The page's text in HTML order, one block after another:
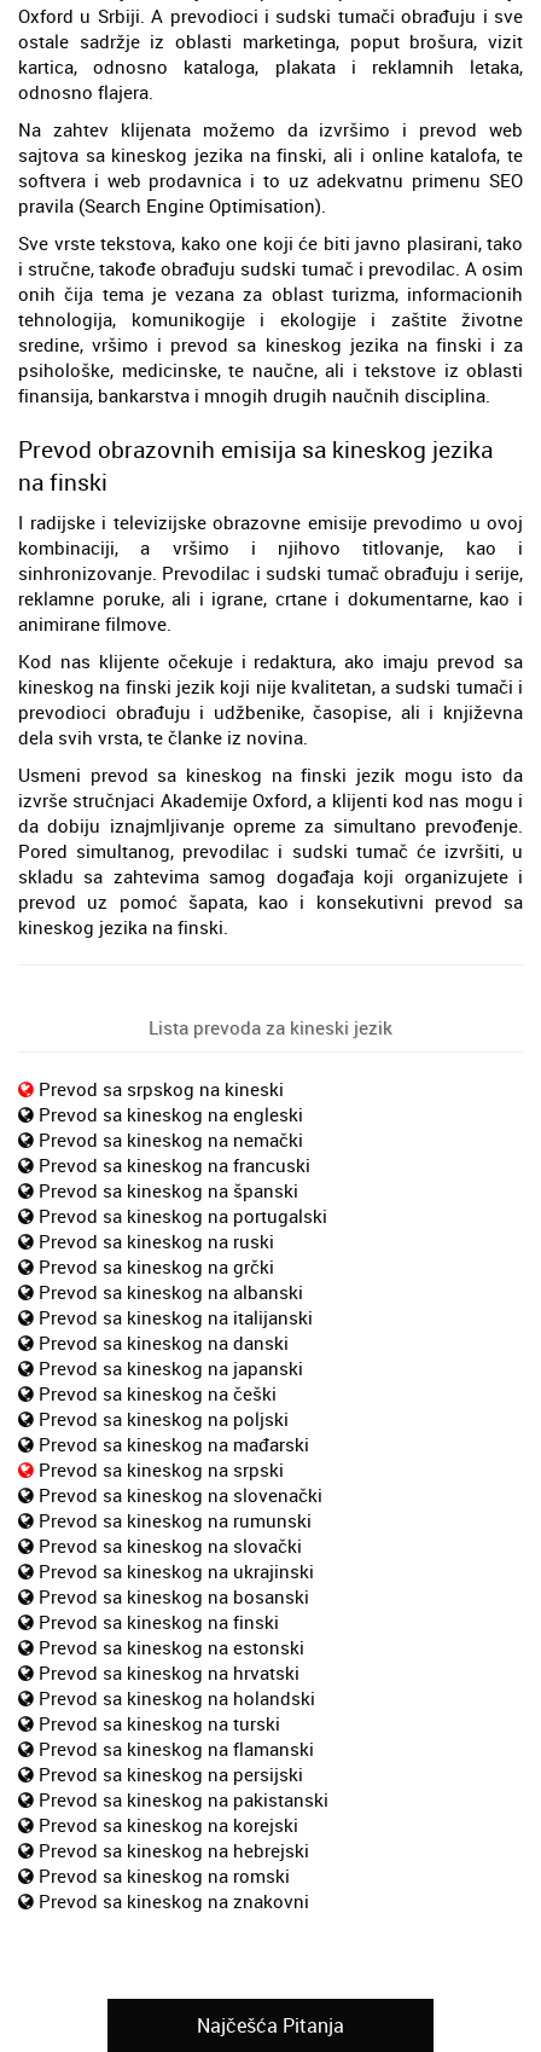
Oxford u Srbiji. A prevodioci i sudski tumači obrađuju i sve
ostale sadržje iz oblasti marketinga, poput brošura, vizit
kartica, odnosno kataloga, plakata i reklamnih letaka,
odnosno flajera.
Na zahtev klijenata možemo da izvršimo i prevod web
sajtova sa kineskog jezika na finski, ali i online katalofa, te
softvera i web prodavnica i to uz adekvatnu primenu SEO
pravila (Search Engine Optimisation).
Sve vrste tekstova, kako one koji će biti javno plasirani, tako
i stručne, takođe obrađuju sudski tumač i prevodilac. A osim
onih čija tema je vezana za oblast turizma, informacionih
tehnologija, komunikogije i ekologije i zaštite životne
sredine, vršimo i prevod sa kineskog jezika na finski i za
psihološke, medicinske, te naučne, ali i tekstove iz oblasti
finansija, bankarstva i mnogih drugih naučnih disciplina.
Prevod obrazovnih emisija sa kineskog jezika
na finski
I radijske i televizijske obrazovne emisije prevodimo u ovoj
kombinaciji, a vršimo i njihovo titlovanje, kao i
sinhronizovanje. Prevodilac i sudski tumač obrađuju i serije,
reklamne poruke, ali i igrane, crtane i dokumentarne, kao i
animirane filmove.
Kod nas klijente očekuje i redaktura, ako imaju prevod sa
kineskog na finski jezik koji nije kvalitetan, a sudski tumači i
prevodioci obrađuju i udžbenike, časopise, ali i književna
dela svih vrsta, te članke iz novina.
Usmeni prevod sa kineskog na finski jezik mogu isto da
izvrše stručnjaci Akademije Oxford, a klijenti kod nas mogu i
da dobiju iznajmljivanje opreme za simultano prevođenje.
Pored simultanog, prevodilac i sudski tumač će izvršiti, u
skladu sa zahtevima samog događaja koji organizujete i
prevod uz pomoć šapata, kao i konsekutivni prevod sa
kineskog jezika na finski.
Lista prevoda za kineski jezik
Prevod sa srpskog na kineski
Prevod sa kineskog na engleski
Prevod sa kineskog na nemački
Prevod sa kineskog na francuski
Prevod sa kineskog na španski
Prevod sa kineskog na portugalski
Prevod sa kineskog na ruski
Prevod sa kineskog na grčki
Prevod sa kineskog na albanski
Prevod sa kineskog na italijanski
Prevod sa kineskog na danski
Prevod sa kineskog na japanski
Prevod sa kineskog na češki
Prevod sa kineskog na poljski
Prevod sa kineskog na mađarski
Prevod sa kineskog na srpski
Prevod sa kineskog na slovenački
Prevod sa kineskog na rumunski
Prevod sa kineskog na slovački
Prevod sa kineskog na ukrajinski
Prevod sa kineskog na bosanski
Prevod sa kineskog na finski
Prevod sa kineskog na estonski
Prevod sa kineskog na hrvatski
Prevod sa kineskog na holandski
Prevod sa kineskog na turski
Prevod sa kineskog na flamanski
Prevod sa kineskog na persijski
Prevod sa kineskog na pakistanski
Prevod sa kineskog na korejski
Prevod sa kineskog na hebrejski
Prevod sa kineskog na romski
Prevod sa kineskog na znakovni
Najčešća Pitanja